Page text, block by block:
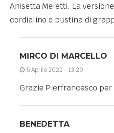
Anisetta Meletti. La
cordialino o bustina di
MIRCO DI MARCELLO
5 Aprile 2022 - 13:29
Grazie Pierfrancesco
BENEDETTA